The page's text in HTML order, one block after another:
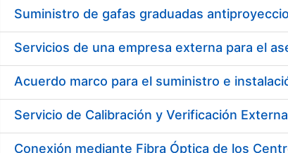
Mostrar/Ocultar
Acuerdo marco para el suministro e